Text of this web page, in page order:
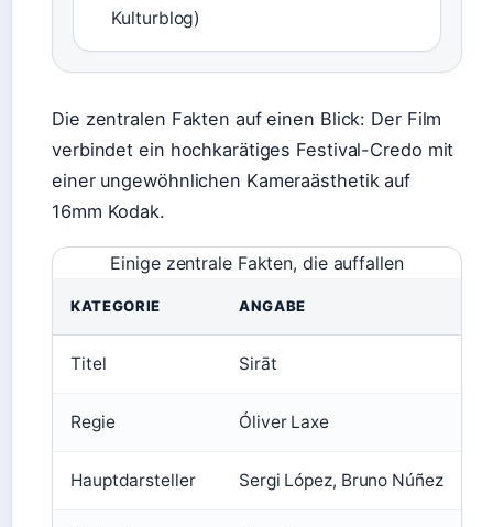
Kulturblog)
Die zentralen Fakten auf einen Blick: Der Film
verbindet ein hochkarätiges Festival-Credo mit
einer ungewöhnlichen Kameraästhetik auf
16mm Kodak.
Einige zentrale Fakten, die auffallen
KATEGORIE ANGABE
Titel Sirāt
Regie Óliver Laxe
Hauptdarsteller Sergi López, Bruno Núñez